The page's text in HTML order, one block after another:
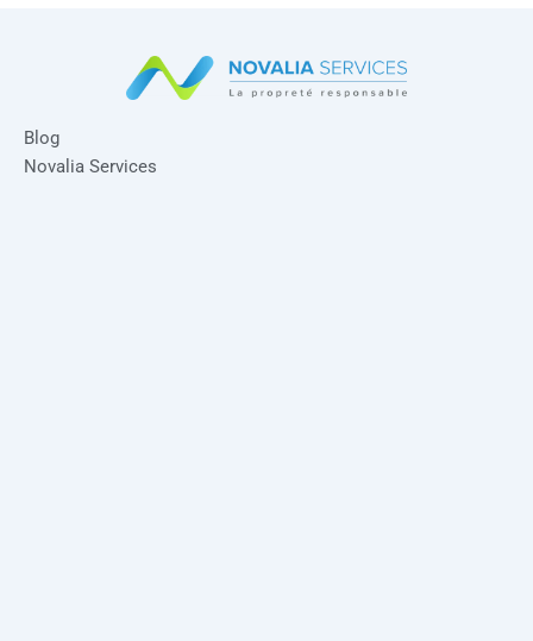
Blog
Novalia Services